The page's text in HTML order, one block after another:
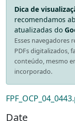
Dica de
recomendamos
atualizadas do
Esses
PDFs digitalizados,
conteúdo, mesmo
incorporado.
Date